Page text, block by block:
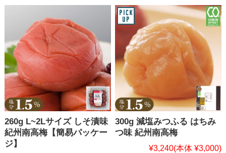
260g L~2Lサイズ しそ漬味
紀州南高梅【簡易パッケー
ジ】
300g 減塩みつふる はちみ
つ味 紀州南高梅
¥3,240(本体 ¥3,000)